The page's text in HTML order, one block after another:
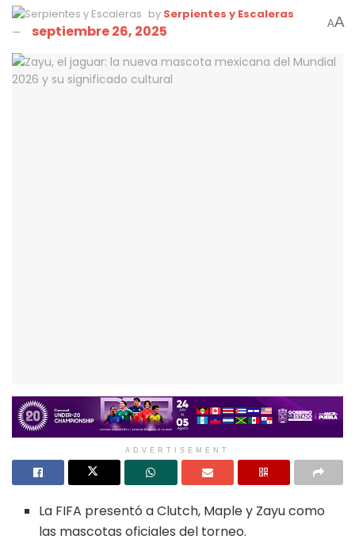
by Serpientes y Escaleras
septiembre 26, 2025 AA
ADVERTISEMENT
La FIFA presentó a Clutch, Maple y Zayu como
las mascotas oficiales del torneo.